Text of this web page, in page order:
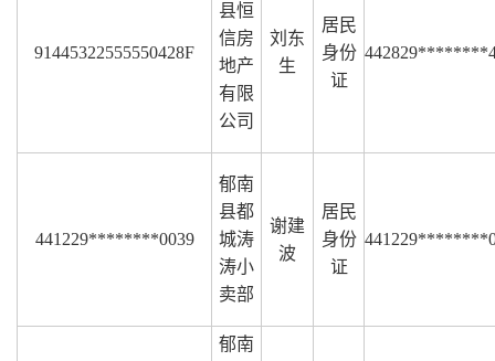
91445322555550428F
县恒
信房
地产
有限
公司
刘东
生
居民
身份
证
441229********0039
郁南
县都
城涛
涛小
卖部
谢建
波
居民
身份
证
郁南